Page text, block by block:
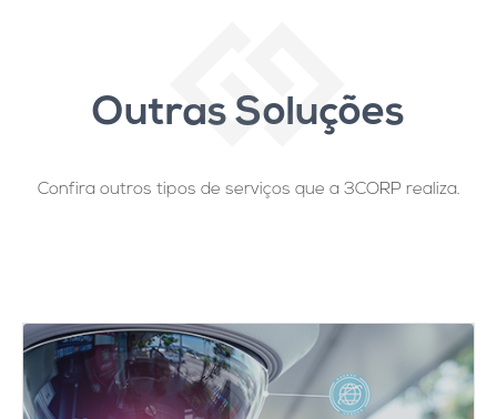
Outras Soluções
Confira outros tipos de serviços que a 3CORP realiza.